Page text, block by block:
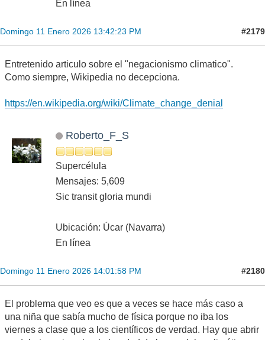
En línea
Domingo 11 Enero 2026 13:42:23 PM #2179
Entretenido articulo sobre el "negacionismo climatico".
Como siempre, Wikipedia no decepciona.
https://en.wikipedia.org/wiki/Climate_change_denial
Roberto_F_S
Supercélula
Mensajes: 5,609
Sic transit gloria mundi
Ubicación: Úcar (Navarra)
En línea
Domingo 11 Enero 2026 14:01:58 PM #2180
El problema que veo es que a veces se hace más caso a
una niña que sabía mucho de física porque no iba los
viernes a clase que a los científicos de verdad. Hay que abrir